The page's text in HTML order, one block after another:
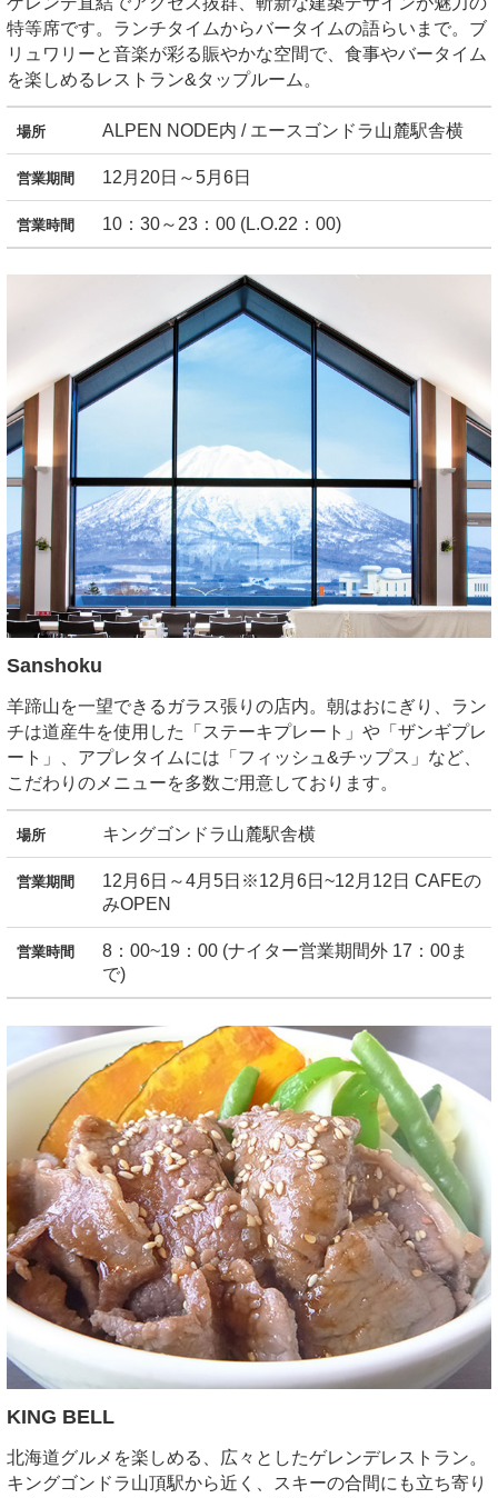
特等席です。ランチタイムからバータイムの語らいまで。ブ
リュワリーと音楽が彩る賑やかな空間で、食事やバータイム
を楽しめるレストラン&タップルーム。
場所 ALPEN NODE内 / エースゴンドラ山麓駅舎横
営業期間 12月20日～5月6日
営業時間 10：30～23：00 (L.O.22：00)
Sanshoku
羊蹄山を一望できるガラス張りの店内。朝はおにぎり、ラン
チは道産牛を使用した「ステーキプレート」や「ザンギプレ
ート」、アプレタイムには「フィッシュ&チップス」など、
こだわりのメニューを多数ご用意しております。
場所 キングゴンドラ山麓駅舎横
営業期間
12月6日～4月5日※12月6日~12月12日 CAFEの
みOPEN
営業時間
8：00~19：00 (ナイター営業期間外 17：00ま
で)
KING BELL
北海道グルメを楽しめる、広々としたゲレンデレストラン。
キングゴンドラ山頂駅から近く、スキーの合間にも立ち寄り